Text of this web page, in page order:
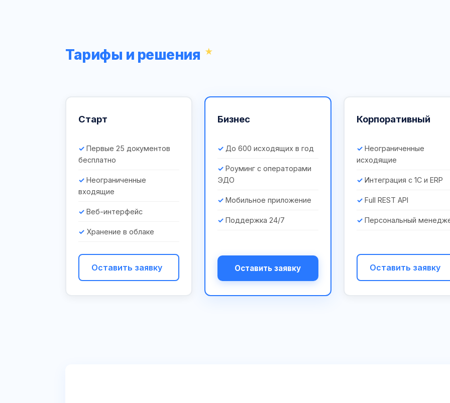
Тарифы и решения
Старт
Первые 25 документов
бесплатно
Неограниченные
входящие
Веб-интерфейс
Хранение в облаке
Оставить заявку
Бизнес
До 600 исходящих в год
Роуминг с операторами
ЭДО
Мобильное приложение
Поддержка 24/7
Оставить заявку
Корпоративный
Неограниченные
исходящие
Интеграция с 1С и ERP
Full REST API
Персональный
Оставить заявку